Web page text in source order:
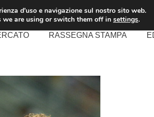
RASSEGNA STAMPA
d'uso e navigazione sul nostro sito web.
are using or switch them off in settings.